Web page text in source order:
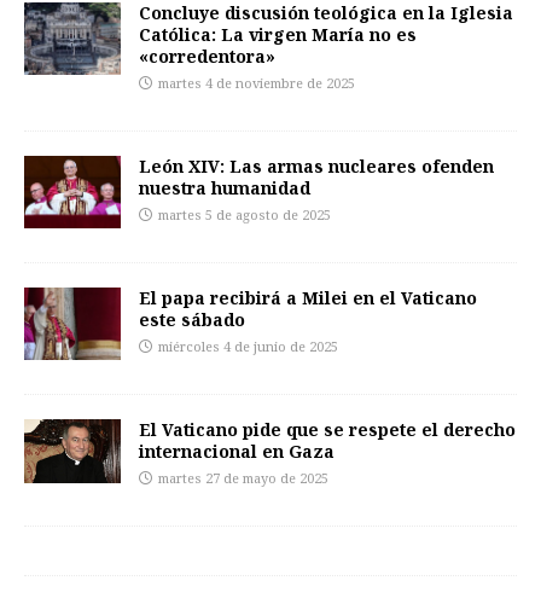
Concluye discusión teológica en la Iglesia
Católica: La virgen María no es
«corredentora»
martes 4 de noviembre de 2025
León XIV: Las armas nucleares ofenden
nuestra humanidad
martes 5 de agosto de 2025
El papa recibirá a Milei en el Vaticano
este sábado
miércoles 4 de junio de 2025
El Vaticano pide que se respete el derecho
internacional en Gaza
martes 27 de mayo de 2025